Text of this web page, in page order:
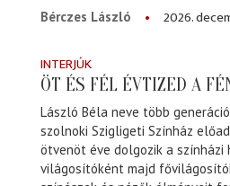
Bérczes László
2026.
INTERJÚK
ÖT ÉS FÉL ÉVTIZED A
László Béla neve több
szolnoki Szigligeti Színház
ötvenöt éve dolgozik a színházi
világosítóként majd